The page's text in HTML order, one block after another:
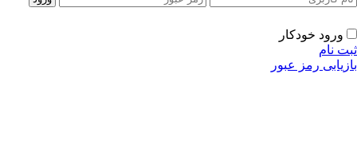
ورود خودکار
نام
رمز عبور